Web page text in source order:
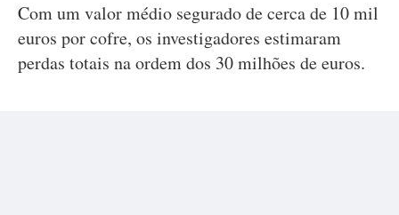
Com um valor médio segurado de cerca de 10 mil
euros por cofre, os investigadores estimaram
perdas totais na ordem dos 30 milhões de euros.